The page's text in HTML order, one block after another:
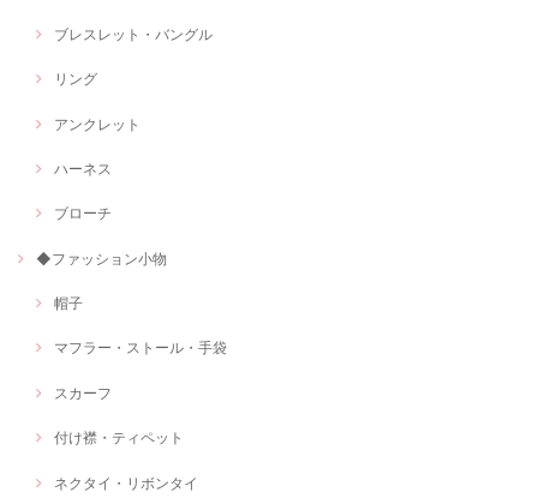
ブレスレット・バングル
リング
アンクレット
ハーネス
ブローチ
◆ファッション小物
帽子
マフラー・ストール・手袋
スカーフ
付け襟・ティペット
ネクタイ・リボンタイ